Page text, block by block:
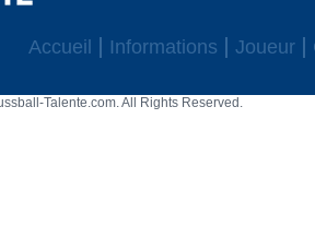
Accueil Informations Joueur
Talente.com. All Rights Reserved.